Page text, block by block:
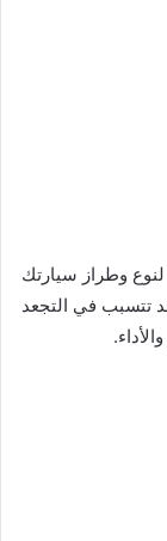
وطراز سيارتك
تتسبب في التجعد